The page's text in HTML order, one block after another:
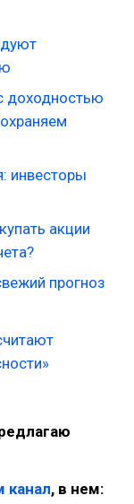
доходностью
инвесторы
акции
прогноз
канал, в нем: